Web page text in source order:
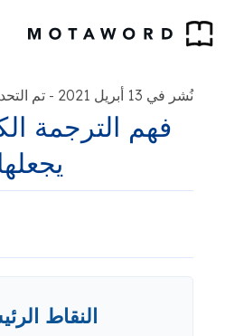
نُشر في 13 أبريل 2021 - تم التحديث
فهم الترجمة
النقاط